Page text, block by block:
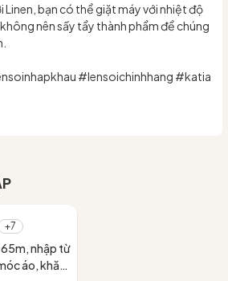
Linen, bạn có thể giặt máy với nhiệt độ
nên sấy tẩy thành phẩm để chúng
#lensoichinhhang #katia
+7
nhập từ
áo, khăn,